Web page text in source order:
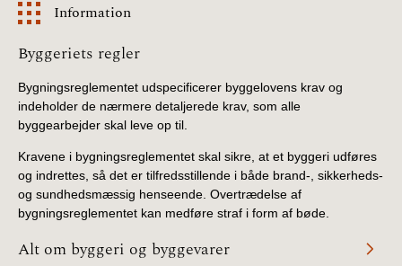
BR18 (1/7-31/12
2020)
BR18 (10/3-30/6
2020)
BR18 (1/1-9/3 2020)
BR18 (4/7-31/12
Information
Information
Byggeriets regler
Bygningsreglementet udspecificerer byggelovens krav og
indeholder de nærmere detaljerede krav, som alle
byggearbejder skal leve op til.
Kravene i bygningsreglementet skal sikre, at et byggeri udføres
og indrettes, så det er tilfredsstillende i både brand-, sikkerheds-
og sundhedsmæssig henseende. Overtrædelse af
bygningsreglementet kan medføre straf i form af bøde.
Alt om byggeri og byggevarer